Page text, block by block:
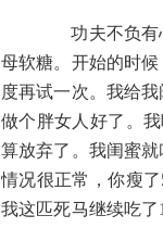
功夫不负有心
母软糖。开始的时
度再试一次。我给
做个胖女人好了。
算放弃了。我闺蜜
情况很正常，你瘦
我这匹死马继续吃